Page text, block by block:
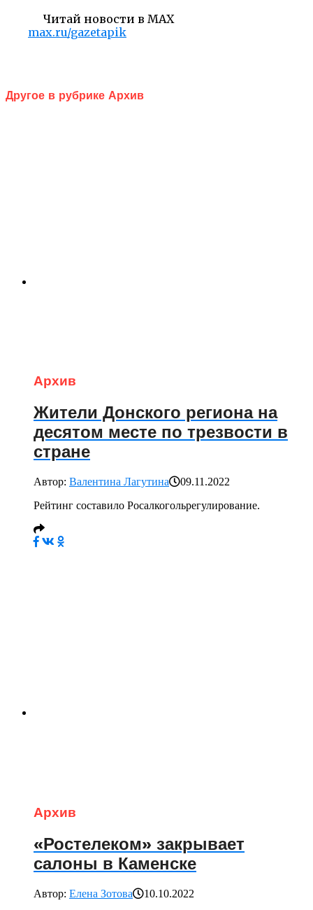
Читай новости в MAX
max.ru/gazetapik
Другое в рубрике Архив
Архив
Жители Донского региона на
десятом месте по трезвости в
стране
Автор: Валентина Лагутина
09.11.2022
Рейтинг составило Росалкогольрегулирование.
Архив
«Ростелеком» закрывает
салоны в Каменске
Автор: Елена Зотова
10.10.2022